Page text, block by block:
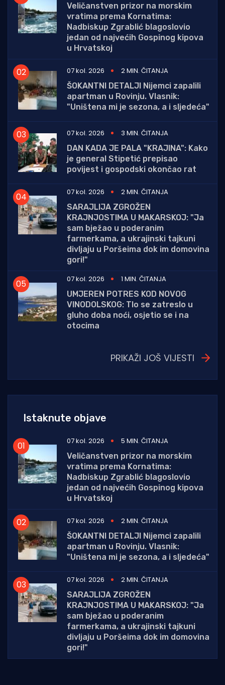
Veličanstven prizor na morskim
vratima prema Kornatima:
Nadbiskup Zgrablić blagoslovio
jedan od najvećih Gospinog kipova
u Hrvatskoj
07 kol. 2026
2 MIN. ČITANJA
ŠOKANTNI DETALJI Nijemci zapalili
apartman u Rovinju. Vlasnik:
"Uništena mi je sezona, a i sljedeća"
07 kol. 2026
3 MIN. ČITANJA
DAN KADA JE PALA "KRAJINA": Kako
je general Stipetić prepisao
povijest i gospodski okončao rat
07 kol. 2026
2 MIN. ČITANJA
SARAJLIJA ZGROŽEN
KRAJNJOSTIMA U MAKARSKOJ: "Ja
sam bježao u poderanim
farmerkama, a ukrajinski tajkuni
divljaju u Poršeima dok im domovina
gori!"
07 kol. 2026
1 MIN. ČITANJA
UMJEREN POTRES KOD NOVOG
VINODOLSKOG: Tlo se zatreslo u
gluho doba noći, osjetio se i na
otocima
PRIKAŽI JOŠ VIJESTI
Istaknute objave
07 kol. 2026
5 MIN. ČITANJA
Veličanstven prizor na morskim
vratima prema Kornatima:
Nadbiskup Zgrablić blagoslovio
jedan od najvećih Gospinog kipova
u Hrvatskoj
07 kol. 2026
2 MIN. ČITANJA
ŠOKANTNI DETALJI Nijemci zapalili
apartman u Rovinju. Vlasnik:
"Uništena mi je sezona, a i sljedeća"
07 kol. 2026
2 MIN. ČITANJA
SARAJLIJA ZGROŽEN
KRAJNJOSTIMA U MAKARSKOJ: "Ja
sam bježao u poderanim
farmerkama, a ukrajinski tajkuni
divljaju u Poršeima dok im domovina
gori!"